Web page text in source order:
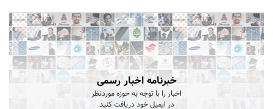
خبرنامه اخبار رسمی
اخبار را با توجه به حوزه موردنظر
در ایمیل خود دریافت کنید